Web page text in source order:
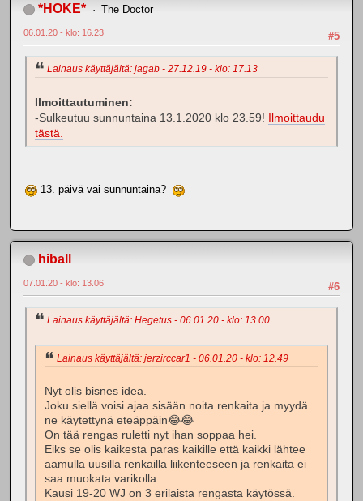
*HOKE* The Doctor
#5
06.01.20 - klo: 16.23
Lainaus käyttäjältä: jagab - 27.12.19 - klo: 17.13
Ilmoittautuminen:
-Sulkeutuu sunnuntaina 13.1.2020 klo 23.59!
Ilmoittaudu
tästä.
13. päivä vai sunnuntaina?
hiball
#6
07.01.20 - klo: 13.06
Lainaus käyttäjältä: Hegetus - 06.01.20 - klo: 13.00
Lainaus käyttäjältä: jerzirccar1 - 06.01.20 - klo: 12.49
Nyt olis bisnes idea.
Joku siellä voisi ajaa sisään noita renkaita ja myydä
ne käytettynä eteäppäin😂😂
On tää rengas ruletti nyt ihan soppaa hei.
Eiks se olis kaikesta paras kaikille että kaikki lähtee
aamulla uusilla renkailla liikenteeseen ja renkaita ei
saa muokata varikolla.
Kausi 19-20 WJ on 3 erilaista rengasta käytössä.